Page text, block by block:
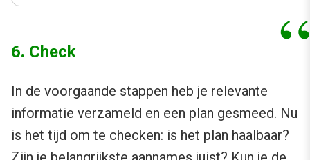
6. Check
In de voorgaande stappen heb je relevante
informatie verzameld en een plan gesmeed. Nu
is het tijd om te checken: is het plan haalbaar?